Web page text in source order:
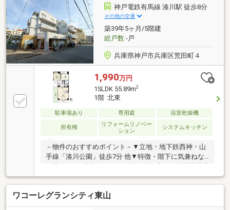
化粧台、トイレ【その他】全居室クロス張替、畳表
替、フロアタイル新調■ ご希望の住まい探しをお手伝
いします ━━━━━・・・物件の詳細・ご相談はお気
軽にお問い合わせください。
神戸電鉄有馬線 湊川駅 徒歩8分
その他の交通
築39年5ヶ月/5階建
総戸数-戸
兵庫県神戸市兵庫区荒田町４
1,990万円
1SLDK 55.89m2
1階 北東
駐車場あり 専用庭 浴室乾燥機
所有権
リフォームリノベー
ション
システムキッチン
－物件のおすすめポイント－▼立地・地下鉄西神・山
手線「湊川公園」徒歩7分 他▼特徴・階下に気兼ねな
の対面式キッチン・浴室乾燥機付・窓・収納付の納戸
有・両面バルコニー・玄関前に駐車可(車種制限
有)▼2026年4月内装リフォーム済【交換】キッチン、
UB、トイレ(温水洗浄便座)、洗面化粧台【貼替】全室
ワコーレグランシティ東山